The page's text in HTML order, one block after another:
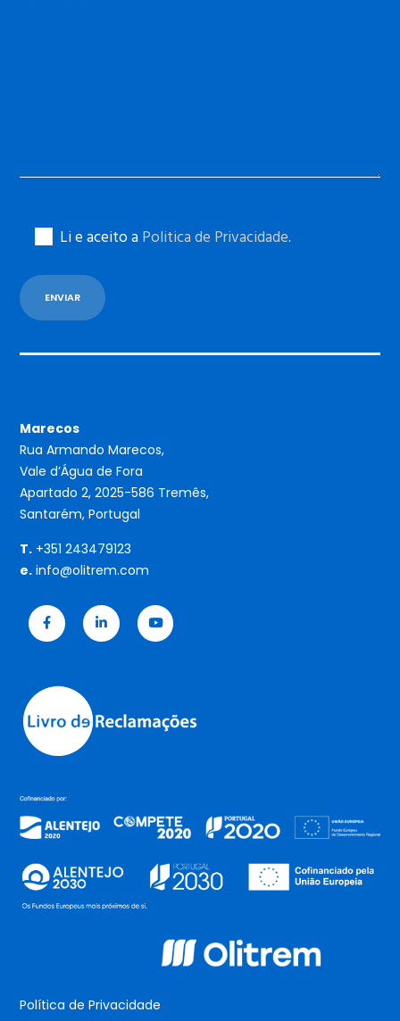
Li e aceito aPolitica de Privacidade.
Marecos
Rua Armando Marecos,
Vale d’Água de Fora
Apartado 2, 2025-586 Tremês,
Santarém, Portugal
T. +351 243479123
e. info@olitrem.com
Política de Privacidade